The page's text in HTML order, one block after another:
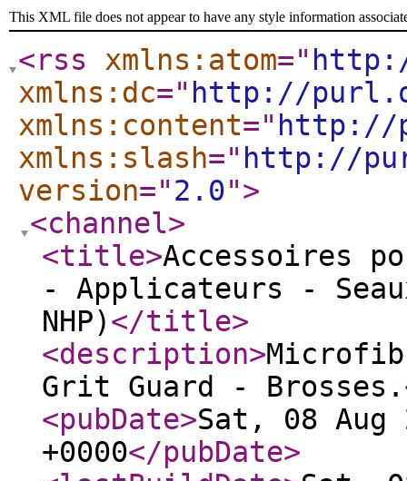
This XML file does not appear to have any style information
<rss xmlns:atom="
xmlns:dc=" http://
xmlns:content=" http://
xmlns:slash=" http://
version="2.0">
<channel>
<title>Accessoires
- Applicateurs -
NHP)</title>
<description>
Grit Guard - Brosses.
<pubDate>Sat, 08 Aug
+0000</pubDate>